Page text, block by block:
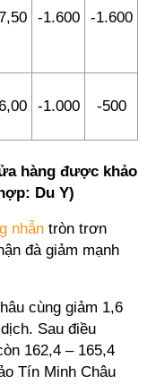
-1.600 -1.600
-1.000 -500
hàng được khảo
Du Y)
nhẫn tròn trơn
đà giảm mạnh
cùng giảm 1,6
Sau điều
162,4 – 165,4
Tín Minh Châu